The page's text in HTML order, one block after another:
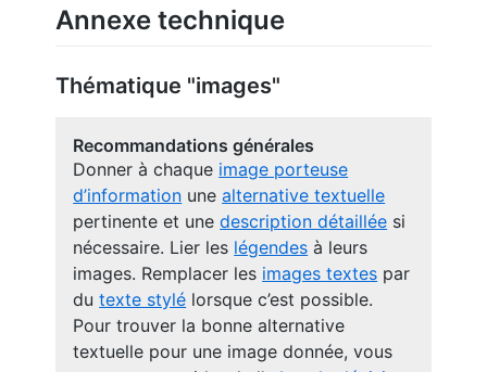
Annexe technique
Thématique "images"
Recommandations générales
Donner à chaque image porteuse
d’information unealternative textuelle
pertinente et unedescription détaillée si
nécessaire. Lier les légendes à leurs
images. Remplacer les images textes par
dutexte stylé lorsque c’est possible.
Pour trouver la bonne alternative
textuelle pour une image donnée, vous